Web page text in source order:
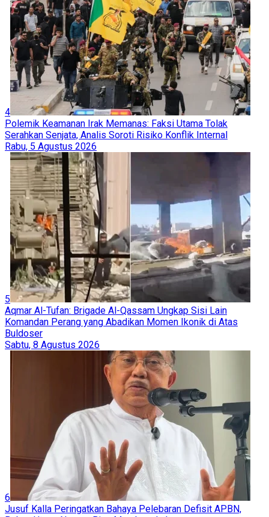
4
Polemik Keamanan Irak Memanas: Faksi Utama Tolak
Serahkan Senjata, Analis Soroti Risiko Konflik Internal
Rabu, 5 Agustus 2026
5
Aqmar Al-Tufan: Brigade Al-Qassam Ungkap Sisi Lain
Komandan Perang yang Abadikan Momen Ikonik di Atas
Buldoser
Sabtu, 8 Agustus 2026
6
Jusuf Kalla Peringatkan Bahaya Pelebaran Defisit APBN,